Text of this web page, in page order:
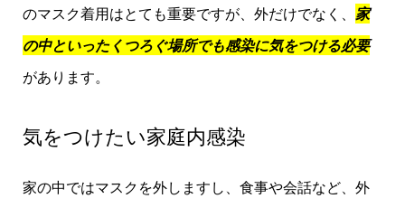
のマスク着用はとても重要ですが、外だけでなく、 家
の中といったくつろぐ場所でも感染に気をつける必要
があります。
気をつけたい家庭内感染
家の中ではマスクを外しますし、食事や会話など、外